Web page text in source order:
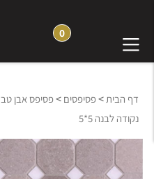
0
דף הבית>פסיפסים >פסיפס אבן
נקודה לבנה 5*5